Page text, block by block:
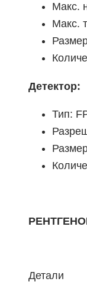
Макс.
Макс.
Детектор:
Тип:
Детали